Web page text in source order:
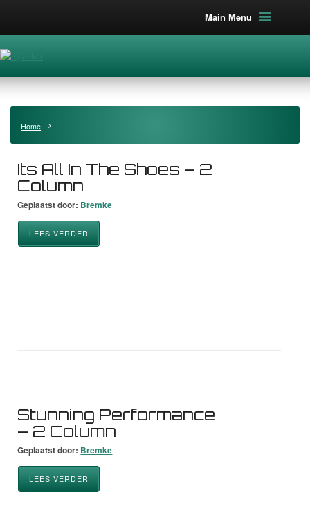
Main Menu
Home
Its All In The Shoes – 2
Column
Geplaatst door: Bremke
LEES VERDER
Stunning Performance
– 2 Column
Geplaatst door: Bremke
LEES VERDER